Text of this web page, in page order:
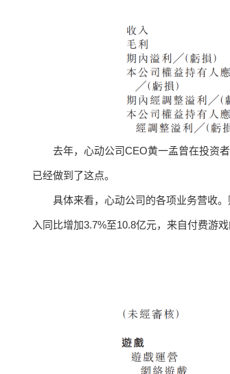
去年，心动公司CEO黄一孟曾在投资
已经做到了这点。
具体来看，心动公司的各项业务营收
入同比增加3.7%至10.8亿元，来自付费游